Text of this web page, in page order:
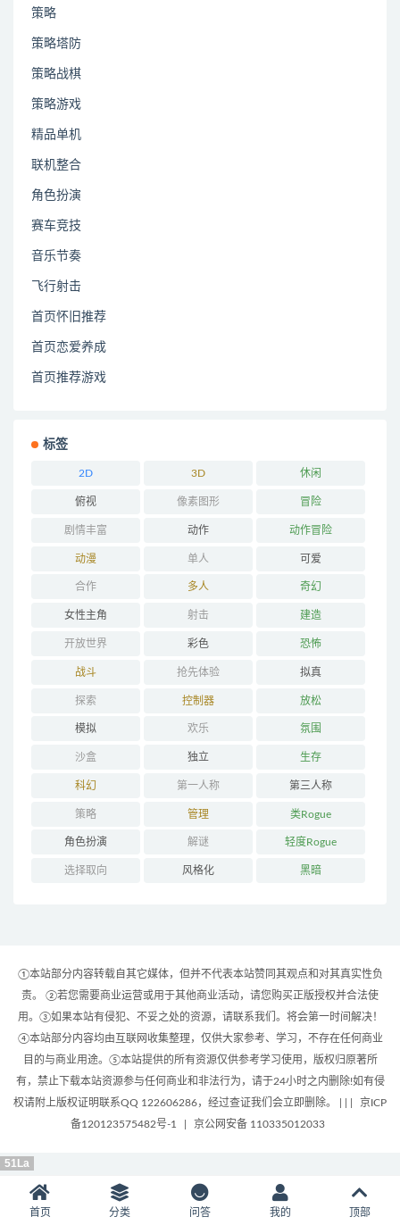
策略
策略塔防
策略战棋
策略游戏
精品单机
联机整合
角色扮演
赛车竞技
音乐节奏
飞行射击
首页怀旧推荐
首页恋爱养成
首页推荐游戏
标签
2D 3D 休闲
俯视 像素图形 冒险
剧情丰富 动作 动作冒险
动漫 单人 可爱
合作 多人 奇幻
女性主角 射击 建造
开放世界 彩色 恐怖
战斗 抢先体验 拟真
探索 控制器 放松
模拟 欢乐 氛围
沙盒 独立 生存
科幻 第一人称 第三人称
策略 管理 类Rogue
角色扮演 解谜 轻度Rogue
选择取向 风格化 黑暗
①本站部分内容转载自其它媒体，但并不代表本站赞同其观点和对其真实性负
责。 ②若您需要商业运营或用于其他商业活动，请您购买正版授权并合法使
用。③如果本站有侵犯、不妥之处的资源，请联系我们。将会第一时间解决！
④本站部分内容均由互联网收集整理，仅供大家参考、学习，不存在任何商业
目的与商业用途。⑤本站提供的所有资源仅供参考学习使用，版权归原著所
有，禁止下载本站资源参与任何商业和非法行为，请于24小时之内删除!如有侵
权请附上版权证明联系QQ 122606286，经过查证我们会立即删除。 | |
京ICP
备120123575482号-1
京公网安备 110335012033
首页 分类 问答 我的 顶部
51La